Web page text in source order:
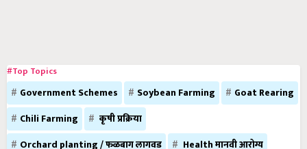
#Top Topics
Government Schemes Soybean Farming
Goat Rearing
Chili Farming
कृषी प्रक्रिया
Orchard planting / फळबाग लागवड
Health मानवी आरोग्य